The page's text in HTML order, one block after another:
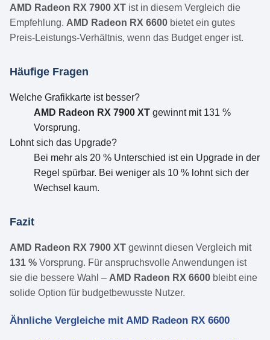
AMD Radeon RX 7900 XT ist in diesem Vergleich die
Empfehlung. AMD Radeon RX 6600 bietet ein gutes
Preis-Leistungs-Verhältnis, wenn das Budget enger ist.
Häufige Fragen
Welche Grafikkarte ist besser?
AMD Radeon RX 7900 XT gewinnt mit 131 %
Vorsprung.
Lohnt sich das Upgrade?
Bei mehr als 20 % Unterschied ist ein Upgrade in der
Regel spürbar. Bei weniger als 10 % lohnt sich der
Wechsel kaum.
Fazit
AMD Radeon RX 7900 XT gewinnt diesen Vergleich mit
131 % Vorsprung. Für anspruchsvolle Anwendungen ist
sie die bessere Wahl – AMD Radeon RX 6600 bleibt eine
solide Option für budgetbewusste Nutzer.
Ähnliche Vergleiche mit AMD Radeon RX 6600